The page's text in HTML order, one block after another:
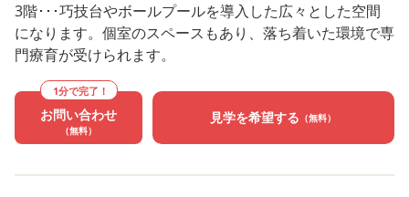
3階･･･巧技台やボールプールを導入した広々とした空間
になります。個室のスペースもあり、落ち着いた環境で専
門療育が受けられます。
1分で完了！
お問い合わせ
（無料）
見学を希望する （無料）